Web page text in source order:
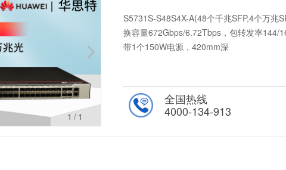
1 /1
S5731S-S48S4X-A(48个千兆SFP,4个万兆
换容量672Gbps/6.72Tbps，包转发率144/
带1个150W电源，420mm深
全国热线
4000-134-913